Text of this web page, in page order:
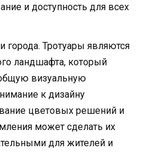
и доступность для всех
города. Тротуары являются
ландшафта, который
визуальную
к дизайну
цветовых решений и
может сделать их
для жителей и